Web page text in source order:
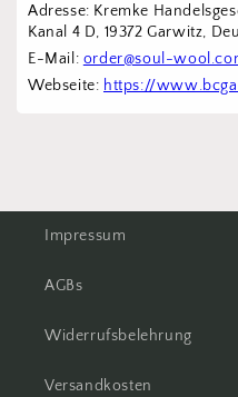
Adresse: Kremke
Kanal 4 D, 19372 Garwitz,
E-Mail: order@soul-
Webseite: https://
Impressum
AGBs
Widerrufsbelehrung
Versandkosten